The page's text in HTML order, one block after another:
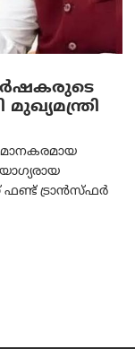
ട്രാൻസ്ഫർ